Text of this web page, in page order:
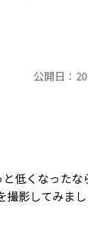
公開日：
低くなったな
影してみまし